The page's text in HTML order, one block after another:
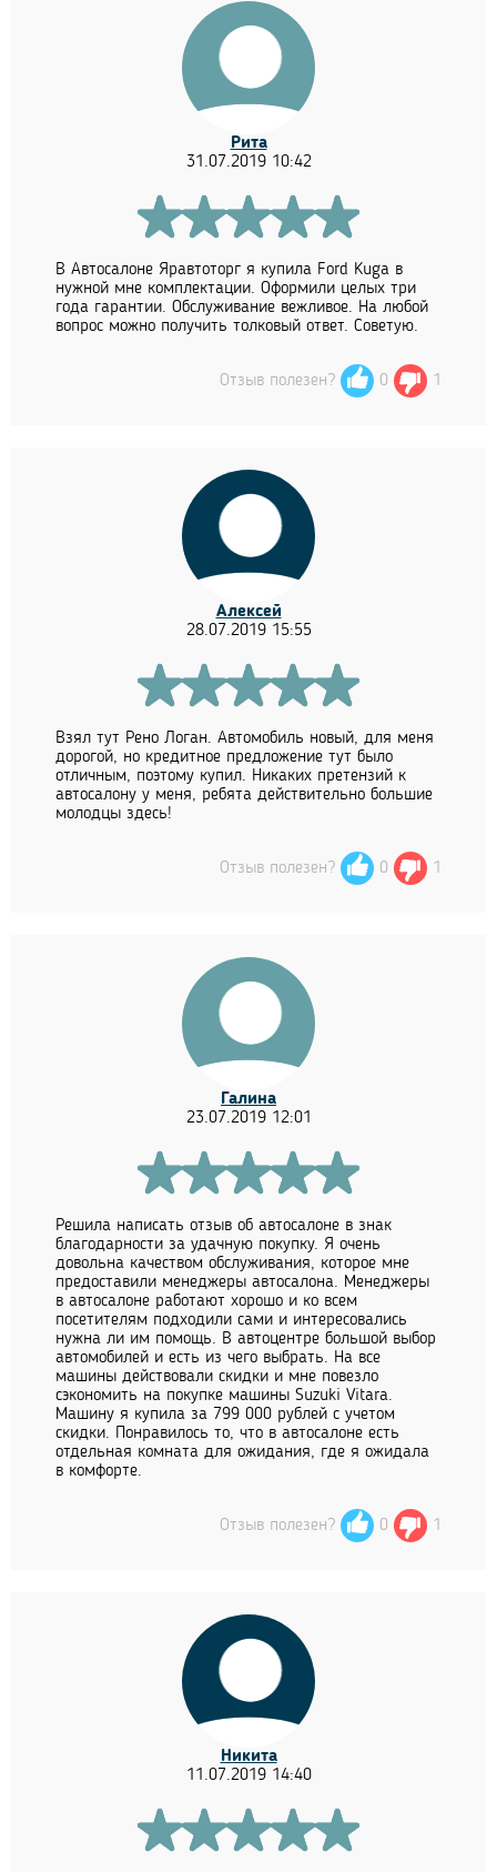
Рита
31.07.2019 10:42
В Автосалоне Яравтоторг я купила Ford Kuga в
нужной мне комплектации. Оформили целых три
года гарантии. Обслуживание вежливое. На любой
вопрос можно получить толковый ответ. Советую.
Отзыв полезен? 0 1
Алексей
28.07.2019 15:55
Взял тут Рено Логан. Автомобиль новый, для меня
дорогой, но кредитное предложение тут было
отличным, поэтому купил. Никаких претензий к
автосалону у меня, ребята действительно большие
молодцы здесь!
Отзыв полезен? 0 1
Галина
23.07.2019 12:01
Решила написать отзыв об автосалоне в знак
благодарности за удачную покупку. Я очень
довольна качеством обслуживания, которое мне
предоставили менеджеры автосалона. Менеджеры
в автосалоне работают хорошо и ко всем
посетителям подходили сами и интересовались
нужна ли им помощь. В автоцентре большой выбор
автомобилей и есть из чего выбрать. На все
машины действовали скидки и мне повезло
сэкономить на покупке машины Suzuki Vitara.
Машину я купила за 799 000 рублей с учетом
скидки. Понравилось то, что в автосалоне есть
отдельная комната для ожидания, где я ожидала
в комфорте.
Отзыв полезен? 0 1
Никита
11.07.2019 14:40